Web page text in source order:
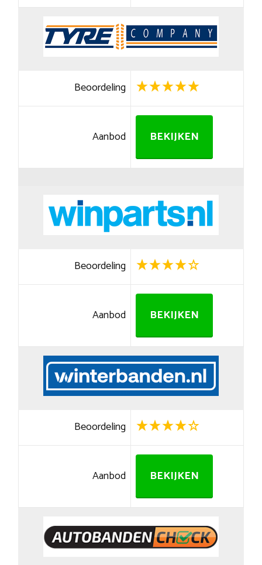
Beoordeling
Aanbod BEKIJKEN
Beoordeling
Aanbod BEKIJKEN
Beoordeling
Aanbod BEKIJKEN